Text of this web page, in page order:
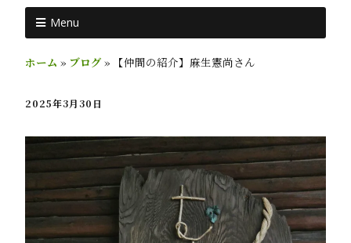
Menu
ホーム » ブログ » 【仲間の紹介】麻生憲尚さん
2025年3月30日